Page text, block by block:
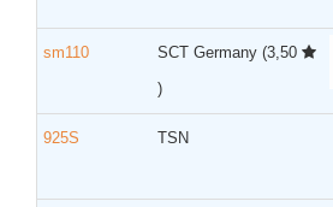
sm110 SCT Germany (3,50
)
925S TSN